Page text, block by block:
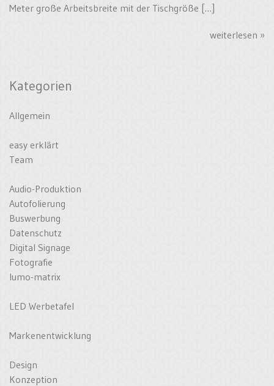
Meter große Arbeitsbreite mit der Tischgröße […]
weiterlesen »
Kategorien
Allgemein
easy erklärt
Team
Audio-Produktion
Autofolierung
Buswerbung
Datenschutz
Digital Signage
Fotografie
lumo-matrix
LED Werbetafel
Markenentwicklung
Design
Konzeption